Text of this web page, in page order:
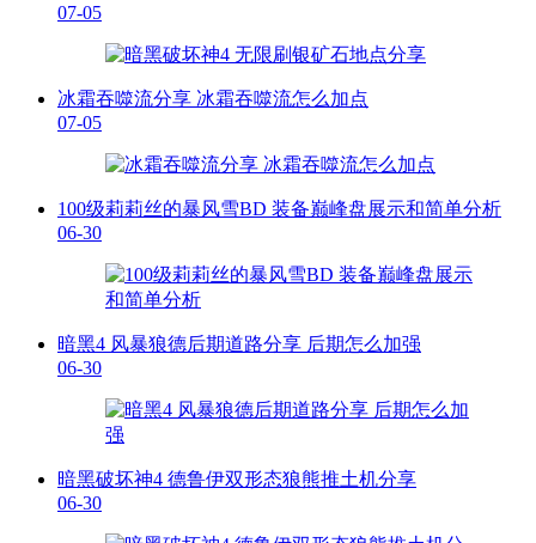
07-05
冰霜吞噬流分享 冰霜吞噬流怎么加点
07-05
100级莉莉丝的暴风雪BD 装备巅峰盘展示和简单分析
06-30
暗黑4 风暴狼德后期道路分享 后期怎么加强
06-30
暗黑破坏神4 德鲁伊双形态狼熊推土机分享
06-30